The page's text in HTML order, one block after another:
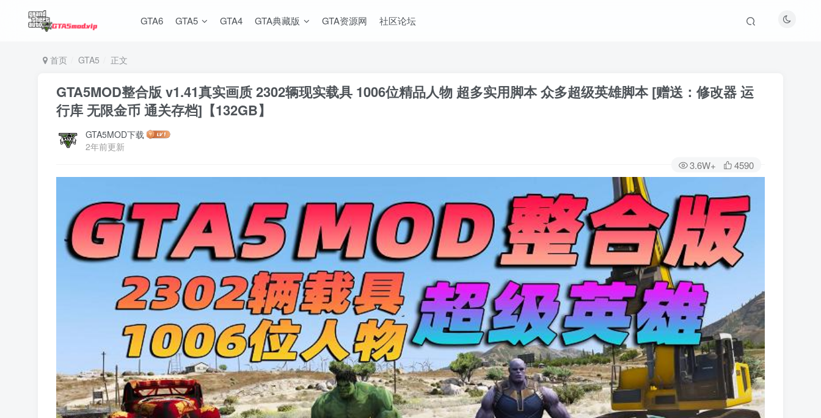
GTA6 GTA5 GTA4 GTA典藏版 GTA资源网 社区论坛
首页 GTA5 正文
GTA5MOD整合版 v1.41真实画质 2302辆现实载具 1006位精品人物 超多实用脚本 众多超级英雄脚本 [赠送：修改器 运
行库 无限金币 通关存档]【132GB】
GTA5MOD下载
2年前更新
3.6W+ 4590